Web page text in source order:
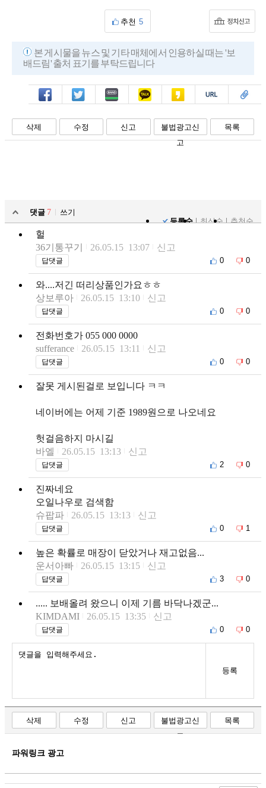
추천 5
본 게시물을 뉴스 및 기타 매체에서 인용하실 때는 '보
배드림' 출처 표기를 부탁드립니다
페북 트윗 밴드 카톡 카스 복사 스크랩
삭제 수정 신고
불법광고신
고
목록
댓글 7
쓰기
등록순
최신순 추천순
헐
36기통꾸기
26.05.15 13:07 신고
답댓글 0 0
와....저긴 떠리상품인가요ㅎㅎ
상보루아
26.05.15 13:10 신고
답댓글 0 0
전화번호가 055 000 0000
sufferance
26.05.15 13:11 신고
답댓글 0 0
잘못 게시된걸로 보입니다 ㅋㅋ
네이버에는 어제 기준 1989원으로 나오네요
헛걸음하지 마시길
바엘
26.05.15 13:13 신고
답댓글 2 0
진짜네요
오일나우로 검색함
슈팝파
26.05.15 13:13 신고
답댓글 0 1
높은 확률로 매장이 닫았거나 재고없음...
운서아빠
26.05.15 13:15 신고
답댓글 3 0
..... 보배올려 왔으니 이제 기름 바닥나겠군...
KIMDAMI
26.05.15 13:35 신고
답댓글 0 0
등록
삭제 수정 신고
불법광고신
고
목록
파워링크 광고